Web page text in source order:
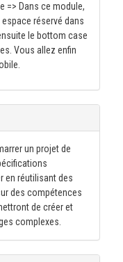
=> Dans ce module,
réservé dans
le bottom case
Vous allez enfin
un projet de
en réutilisant des
des compétences
de créer et
complexes.